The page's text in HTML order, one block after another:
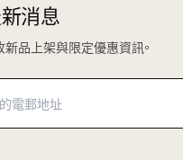
消息
品上架與限定優惠資訊。